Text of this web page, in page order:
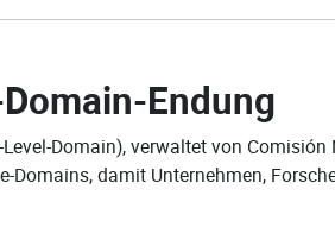
Endung
Domain), verwaltet von
damit Unternehmen,